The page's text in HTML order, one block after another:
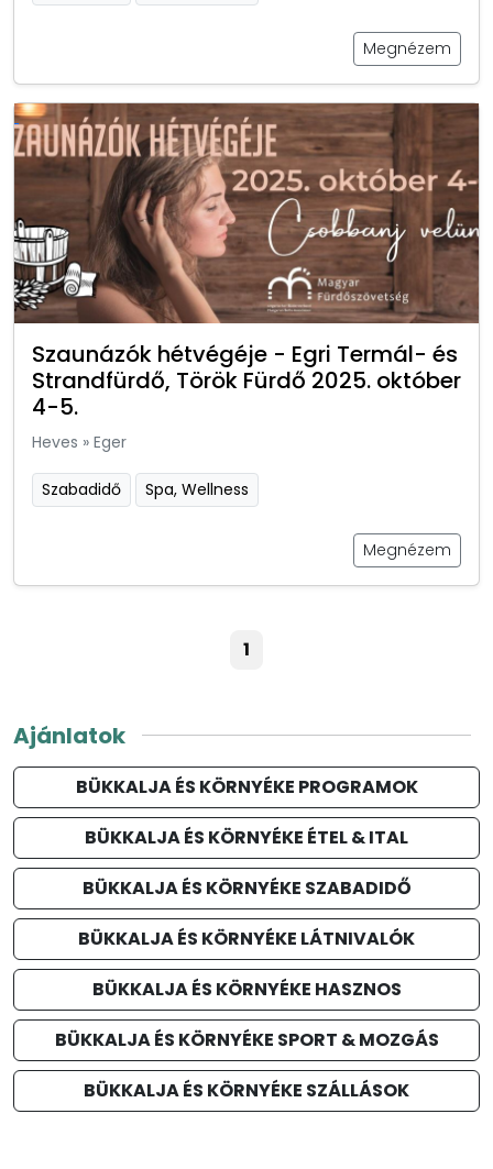
Megnézem
Szaunázók hétvégéje - Egri Termál- és
Strandfürdő, Török Fürdő 2025. október
4-5.
Heves » Eger
Szabadidő Spa, Wellness
Megnézem
1
Ajánlatok
BÜKKALJA ÉS KÖRNYÉKE PROGRAMOK
BÜKKALJA ÉS KÖRNYÉKE ÉTEL & ITAL
BÜKKALJA ÉS KÖRNYÉKE SZABADIDŐ
BÜKKALJA ÉS KÖRNYÉKE LÁTNIVALÓK
BÜKKALJA ÉS KÖRNYÉKE HASZNOS
BÜKKALJA ÉS KÖRNYÉKE SPORT & MOZGÁS
BÜKKALJA ÉS KÖRNYÉKE SZÁLLÁSOK